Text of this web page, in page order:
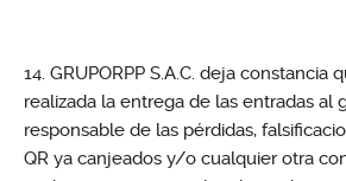
GRUPORPP S.A.C. deja constancia
realizada la entrega de las entradas al
responsable de las pérdidas,
QR ya canjeados y/o cualquier otra